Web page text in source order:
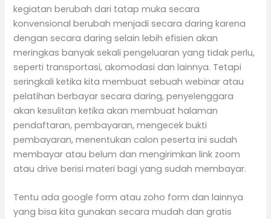
kegiatan berubah dari tatap muka secara
konvensional berubah menjadi secara daring karena
dengan secara daring selain lebih efisien akan
meringkas banyak sekali pengeluaran yang tidak perlu,
seperti transportasi, akomodasi dan lainnya. Tetapi
seringkali ketika kita membuat sebuah webinar atau
pelatihan berbayar secara daring, penyelenggara
akan kesulitan ketika akan membuat halaman
pendaftaran, pembayaran, mengecek bukti
pembayaran, menentukan calon peserta ini sudah
membayar atau belum dan mengirimkan link zoom
atau drive berisi materi bagi yang sudah membayar.
Tentu ada google form atau zoho form dan lainnya
yang bisa kita gunakan secara mudah dan gratis